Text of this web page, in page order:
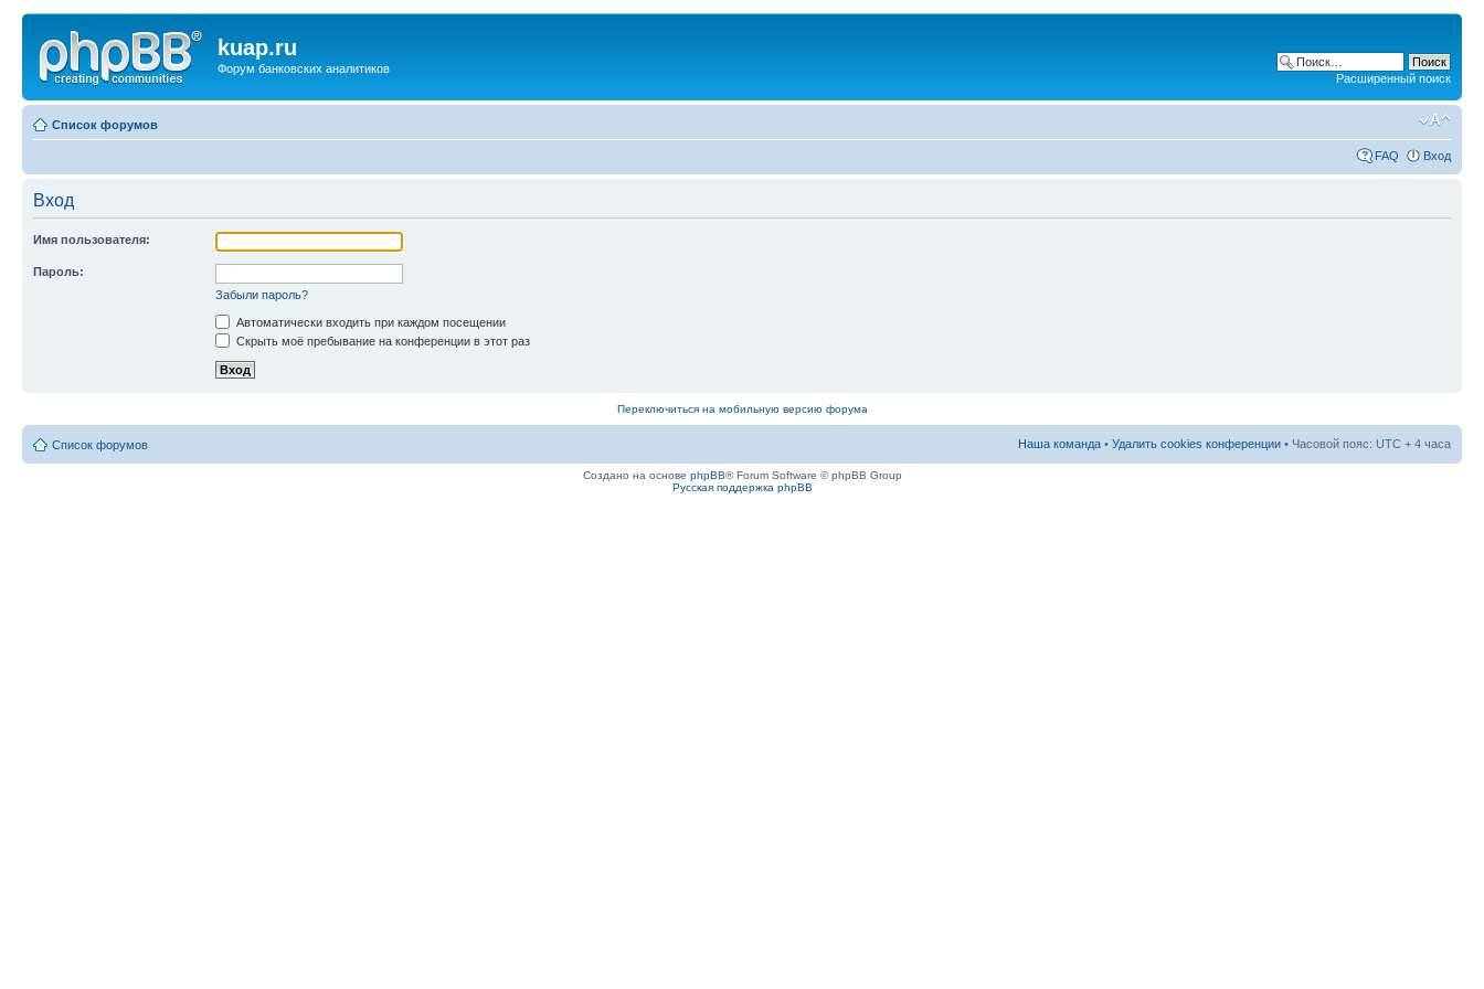
kuap.ru
Форум банковских аналитиков
Расширенный поиск
Список форумов
FAQ Вход
Вход
Имя пользователя:
Пароль:
Забыли пароль?
Автоматически входить при каждом посещении
Скрыть моё пребывание на конференции в этот раз
Переключиться на мобильную версию форума
Список форумов Наша команда • Удалить cookies конференции • Часовой пояс: UTC + 4 часа
Создано на основе phpBB® Forum Software © phpBB Group
Русская поддержка phpBB